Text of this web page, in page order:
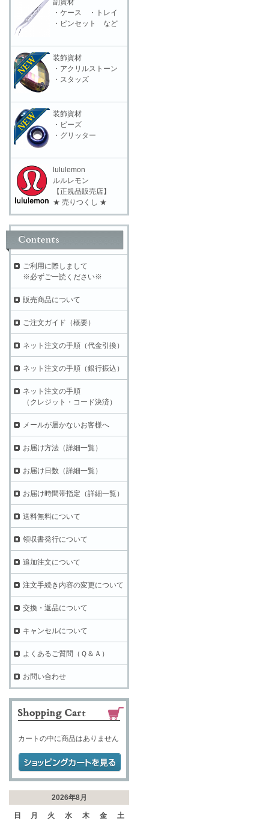
副資材
・ケース ・トレイ
・ピンセット など
装飾資材
・アクリルストーン
・スタッズ
装飾資材
・ビーズ
・グリッター
lululemon
ルルレモン
【正規品販売店】
★ 売りつくし ★
ご利用に際しまして
※必ずご一読ください※
販売商品について
ご注文ガイド（概要）
ネット注文の手順（代金引換）
ネット注文の手順（銀行振込）
ネット注文の手順
（クレジット・コード決済）
メールが届かないお客様へ
お届け方法（詳細一覧）
お届け日数（詳細一覧）
お届け時間帯指定（詳細一覧）
送料無料について
領収書発行について
追加注文について
注文手続き内容の変更について
交換・返品について
キャンセルについて
よくあるご質問（Ｑ＆Ａ）
お問い合わせ
カートの中に商品はありません
2026年8月
日 月 火 水 木 金
土